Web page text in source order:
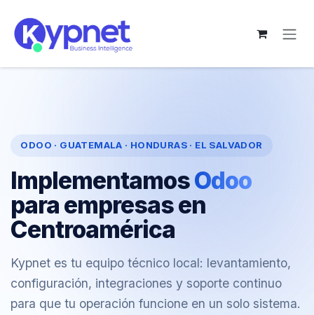
ODOO · GUATEMALA · HONDURAS · EL SALVADOR
ImplementamosOdoo
para empresas en
Centroamérica
Kypnet es tu equipo técnico local: levantamiento,
configuración, integraciones y soporte continuo
para que tu operación funcione en un solo sistema.